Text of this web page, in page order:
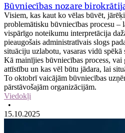
Būvniecības nozare
Visiem, kas kaut ko vēlas būvēt,
problemātisku būvniecības procesu –
vispārīgo noteikumu interpretācija
pieaugošais administratīvais slogs
situāciju uzlabotu, vasaras vidū spēkā
Kā mainījies būvniecības process,
attīstību un kas vēl būtu jādara, lai
To oktobrī vaicājām būvniecības
pārstāvošajām organizācijām.
Viedokļi
•
15.10.2025